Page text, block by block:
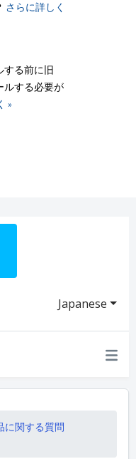
さらに詳しく
する前に旧
ルする必要が
»
Japanese
に関する質問